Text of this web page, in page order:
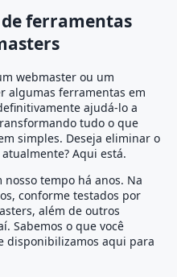
de ferramentas
webmaster ou um
algumas ferramentas em
ajudá-lo a
tudo o que
simples. Deseja eliminar o
Aqui está.
tempo há anos. Na
conforme testados por
além de outros
Sabemos o que você
disponibilizamos aqui para